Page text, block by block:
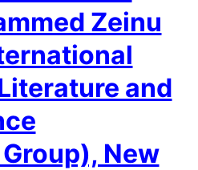
Zeinu
and
New